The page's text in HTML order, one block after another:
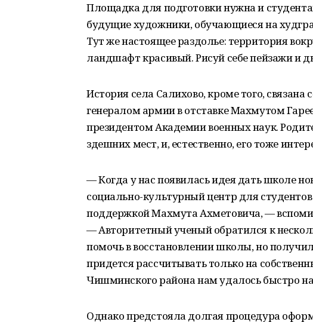
Площадка для подготовки нужна и
будущие художники, обучающиеся на
Тут же настоящее раздолье: территория
ландшафт красивый. Рисуй себе пейзажи и
История села Салихово, кроме того,
генералом армии в отставке Махмутом
президентом Академии военных наук.
здешних мест, и, естественно, его тоже
— Когда у нас появилась идея дать школе
социально-культурный центр для
поддержкой Махмута Ахметовича, —
— Авторитетный ученый обратился к
помочь в восстановлении школы, но
придется рассчитывать только на
Чишминского района нам удалось быстро
Однако предстояла долгая процедура